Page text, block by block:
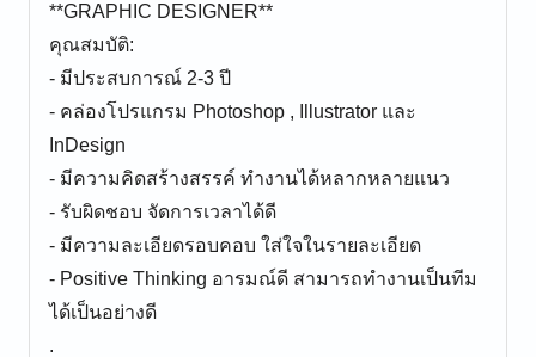
**GRAPHIC DESIGNER**
คุณสมบัติ:
- มีประสบการณ์ 2-3 ปี
- คล่องโปรแกรม Photoshop , Illustrator และ
InDesign
- มีความคิดสร้างสรรค์ ทำงานได้หลากหลายแนว
- รับผิดชอบ จัดการเวลาได้ดี
- มีความละเอียดรอบคอบ ใส่ใจในรายละเอียด
- Positive Thinking อารมณ์ดี สามารถทำงานเป็นทีม
ได้เป็นอย่างดี
.